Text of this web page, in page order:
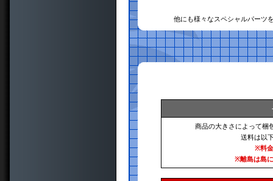
他にも様々なスペシャルパーツ
商品の大きさによって梱
送料は以
※料
※離島は島